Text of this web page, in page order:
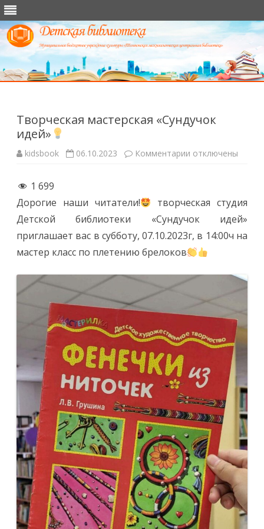
Творческая мастерская «Сундучок
идей»
kidsbook 06.10.2023 Комментарии котключены
1 699
Дорогие наши читатели!
творческая студия
Детской библиотеки «Сундучок идей»
приглашает вас в субботу, 07.10.2023г, в 14:00ч на
мастер класс по плетению брелоков